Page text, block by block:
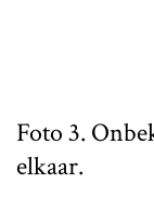
Foto 3.
elkaar.